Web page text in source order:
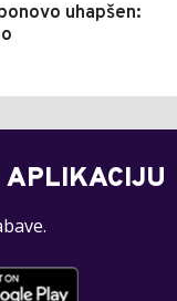
uhapšen:
APLIKACIJU